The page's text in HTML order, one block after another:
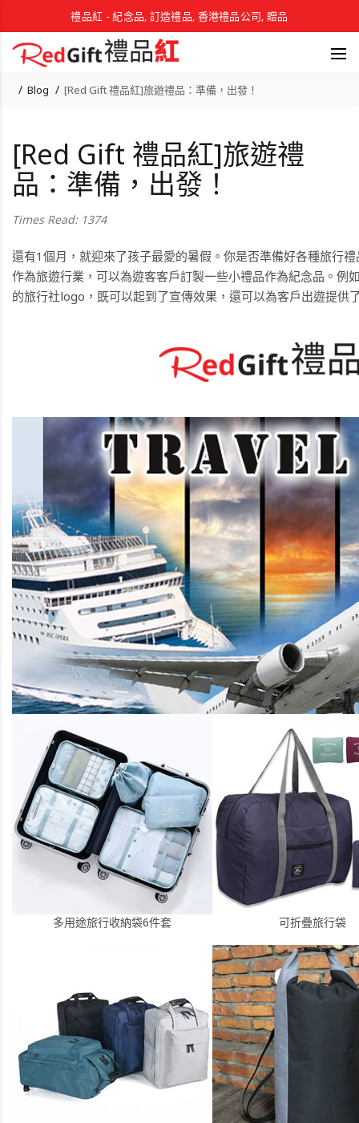
禮品紅 - 紀念品, 訂造禮品, 香港禮品公司, 贈品
Blog [Red Gift 禮品紅]旅遊禮品：準備，出發！
[Red Gift 禮品紅]旅遊禮
品：準備，出發！
Times Read: 1374
還有1個月，就迎來了孩子最愛的暑假。你是否準備好各種旅行
作為旅遊行業，可以為遊客客戶訂製一些小禮品作為紀念品。
的旅行社logo，既可以起到了宣傳效果，還可以為客戶出遊提供
多用途旅行收納袋6件套 可折疊旅行袋